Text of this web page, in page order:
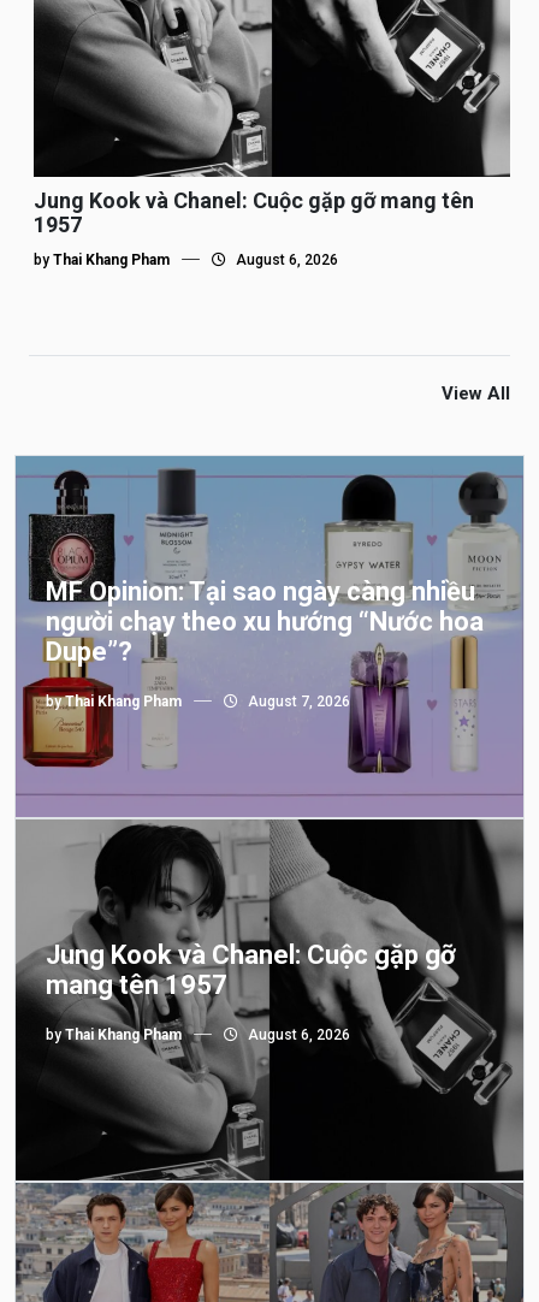
Jung Kook và Chanel: Cuộc gặp gỡ mang tên
1957
by Thai Khang Pham August 6, 2026
View All
MF Opinion: Tại sao ngày càng nhiều
người chạy theo xu hướng “Nước hoa
Dupe”?
byThai Khang Pham August 7, 2026
Jung Kook và Chanel: Cuộc gặp gỡ
mang tên 1957
byThai Khang Pham August 6, 2026